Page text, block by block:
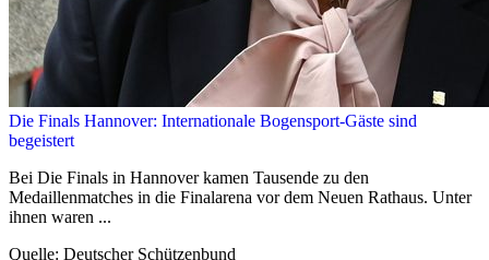
Die Finals Hannover: Internationale Bogensport-Gäste sind
begeistert
Bei Die Finals in Hannover kamen Tausende zu den
Medaillenmatches in die Finalarena vor dem Neuen Rathaus. Unter
ihnen waren ...
Quelle: Deutscher Schützenbund